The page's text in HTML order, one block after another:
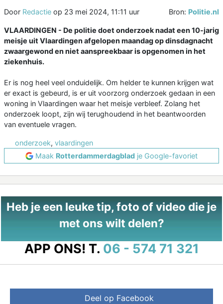
Door Redactie op 23 mei 2024, 11:11 uur Bron: Politie.nl
VLAARDINGEN - De politie doet onderzoek nadat een 10-jarig
meisje uit Vlaardingen afgelopen maandag op dinsdagnacht
zwaargewond en niet aanspreekbaar is opgenomen in het
ziekenhuis.
Er is nog heel veel onduidelijk. Om helder te kunnen krijgen wat
er exact is gebeurd, is er uit voorzorg onderzoek gedaan in een
woning in Vlaardingen waar het meisje verbleef. Zolang het
onderzoek loopt, zijn wij terughoudend in het beantwoorden
van eventuele vragen.
onderzoek, vlaardingen
Maak Rotterdammerdagblad je Google-favoriet
Heb je een leuke tip, foto of video die je
met ons wilt delen?
APP ONS! T. 06 - 574 71 321
Deel op Facebook